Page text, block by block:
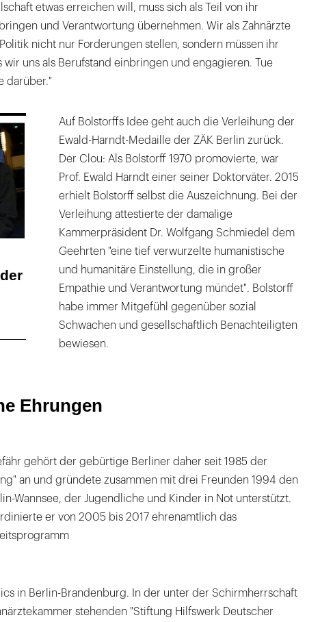
etwas erreichen will, muss sich als Teil von ihr
und Verantwortung übernehmen. Wir als Zahnärzte
nicht nur Forderungen stellen, sondern müssen ihr
wir uns als Berufstand einbringen und engagieren. Tue
darüber."
Auf Bolstorffs Idee geht auch die Verleihung der
Ewald-Harndt-Medaille der ZÄK Berlin zurück.
Der Clou: Als Bolstorff 1970 promovierte, war
Prof. Ewald Harndt einer seiner Doktorväter. 2015
erhielt Bolstorff selbst die Auszeichnung. Bei der
Verleihung attestierte der damalige
Kammerpräsident Dr. Wolfgang Schmiedel dem
Geehrten "eine tief verwurzelte humanistische
und humanitäre Einstellung, die in großer
Empathie und Verantwortung mündet". Bolstorff
habe immer Mitgefühl gegenüber sozial
Schwachen und gesellschaftlich Benachteiligten
bewiesen.
Ehrungen
gehört der gebürtige Berliner daher seit 1985 der
an und gründete zusammen mit drei Freunden 1994 den
Wannsee, der Jugendliche und Kinder in Not unterstützt.
er von 2005 bis 2017 ehrenamtlich das
in Berlin-Brandenburg. In der unter der Schirmherrschaft
stehenden "Stiftung Hilfswerk Deutscher